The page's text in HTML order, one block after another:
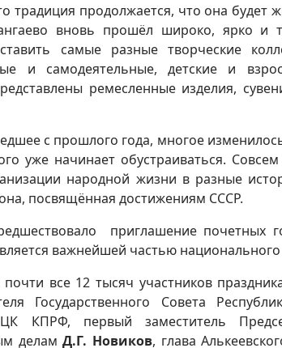
традиция продолжается, что она будет
вновь прошёл широко, ярко и
самые разные творческие
и самодеятельные, детские и
ремесленные изделия,
с прошлого года, многое
уже начинает обустраиваться.
народной жизни в разные
посвящённая достижениям СССР.
приглашение почетных
важнейшей частью национального
все 12 тысяч участников
Государственного Совета
КПРФ, первый заместитель
деламД.Г. Новиков, глава